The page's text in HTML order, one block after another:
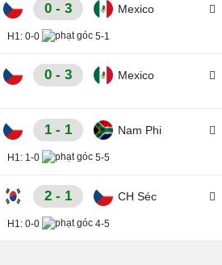
0 - 3 Mexico
H1: 0-0 5-1
0 - 3 Mexico
1 - 1 Nam Phi
H1: 1-0 5-5
2 - 1 CH Séc
H1: 0-0 4-5